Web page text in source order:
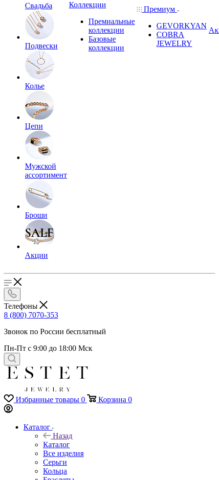
Свадьба
Подвески
Колье
Цепи
Мужской
ассортимент
Броши
Акции
Коллекции
Премиальные
коллекции
Базовые
коллекции
Премиум
GEVORKYAN
COBRA
JEWELRY
Телефоны
8 (800) 7070-353
Звонок по России бесплатный
Пн-Пт с 9:00 до 18:00 Мск
Избранные товары 0 Корзина 0
Каталог
Назад
Каталог
Все изделия
Серьги
Кольца